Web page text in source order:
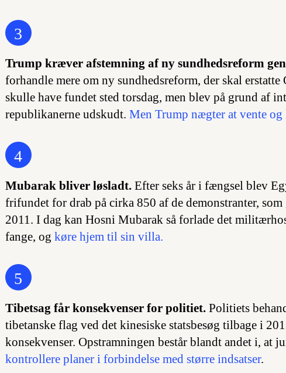
3
Trump kræver afstemning af ny sundhedsreform
forhandle mere om ny sundhedsreform, der skal erstatte
skulle have fundet sted torsdag, men blev på grund af
republikanerne udskudt. Men Trump nægter at vente
4
Mubarak bliver løsladt. Efter seks år i fængsel blev
frifundet for drab på cirka 850 af de demonstranter,
2011. I dag kan Hosni Mubarak så forlade det
fange, og køre hjem til sin villa.
5
Tibetsag får konsekvenser for politiet. Politiets
tibetanske flag ved det kinesiske statsbesøg tilbage i
konsekvenser. Opstramningen består blandt andet i, at
kontrollere planer i forbindelse med større indsatser.